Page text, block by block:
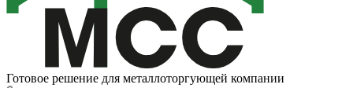
Готовое решение для металлоторгующей компании